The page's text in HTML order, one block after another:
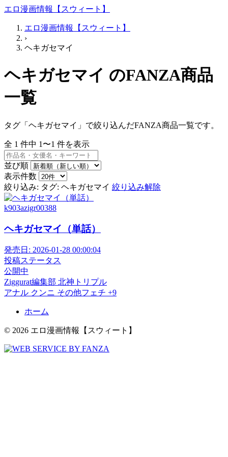
エロ漫画情報【スウィート】
エロ漫画情報【スウィート】
›
ヘキガセマイ
ヘキガセマイ のFANZA商品
一覧
タグ「ヘキガセマイ」で絞り込んだFANZA商品一覧です。
全 1 件中 1〜1 件を表示
並び順
表示件数
絞り込み: タグ: ヘキガセマイ 絞り込み解除
k903azigr00388
ヘキガセマイ（単話）
発売日: 2026-01-28 00:00:04
投稿ステータス
公開中
Ziggurat編集部 北神トリプル
アナル クンニ その他フェチ +9
ホーム
© 2026 エロ漫画情報【スウィート】